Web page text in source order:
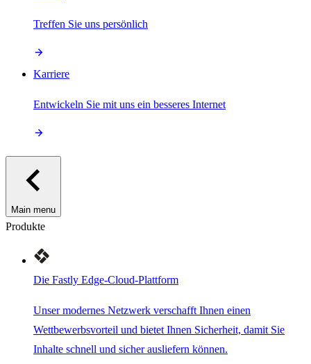
Treffen Sie uns persönlich
Karriere
Entwickeln Sie mit uns ein besseres Internet
Main menu
Produkte
Die Fastly Edge-Cloud-Plattform
Unser modernes Netzwerk verschafft Ihnen einen
Wettbewerbsvorteil und bietet Ihnen Sicherheit, damit Sie
Inhalte schnell und sicher ausliefern können.